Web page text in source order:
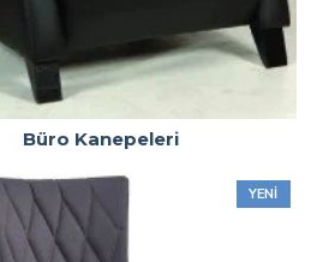
Büro Kanepeleri
YENI